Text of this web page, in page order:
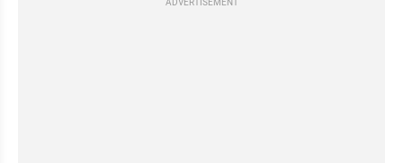
ADVERTISEMENT